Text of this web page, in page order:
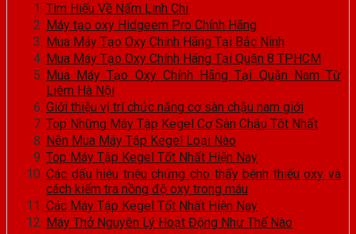
Tìm Hiểu Về Nấm Linh Chi
Máy tạo oxy Hidgeem Pro Chính Hãng
Mua Máy Tạo Oxy Chính Hãng Tại Bắc Ninh
Mua Máy Tạo Oxy Chính Hãng Tại Quận 8 TPHCM
Mua Máy Tạo Oxy Chính Hãng Tại Quận Nam Từ
Liêm Hà Nội
Giới thiệu vị trí chức năng cơ sàn chậu nam giới
Top Những Máy Tập Kegel Cơ Sàn Chậu Tốt Nhất
Nên Mua Máy Tập Kegel Loại Nào
Top Máy Tập Kegel Tốt Nhất Hiện Nay
Các dấu hiệu triệu chứng cho thấy bệnh thiếu oxy và
cách kiểm tra nồng độ oxy trong máu
Các Máy Tập Kegel Tốt Nhất Hiện Nay
Máy Thở Nguyên Lý Hoạt Động Như Thế Nào